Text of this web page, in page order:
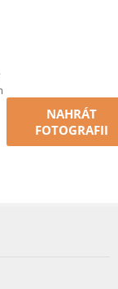
NAHRÁT
FOTOGRAFII